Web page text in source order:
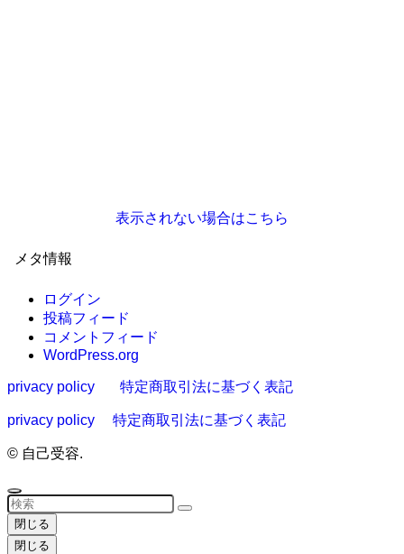
表示されない場合はこちら
メタ情報
ログイン
投稿フィード
コメントフィード
WordPress.org
privacy policy 特定商取引法に基づく表記
privacy policy 特定商取引法に基づく表記
© 自己受容.
閉じる
閉じる